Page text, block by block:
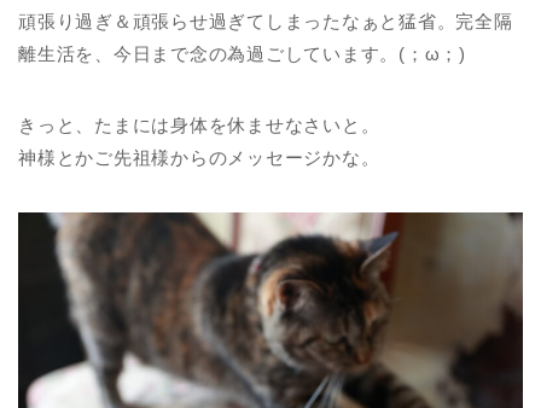
頑張り過ぎ＆頑張らせ過ぎてしまったなぁと猛省。完全隔
離生活を、今日まで念の為過ごしています。(；ω；)
きっと、たまには身体を休ませなさいと。
神様とかご先祖様からのメッセージかな。